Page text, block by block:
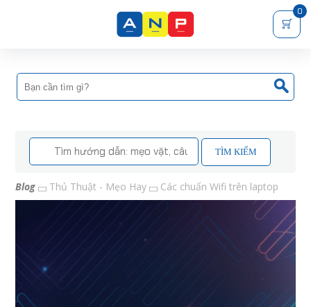
0
TÌM KIẾM
Blog Thủ Thuật - Mẹo Hay Các chuẩn Wifi trên laptop